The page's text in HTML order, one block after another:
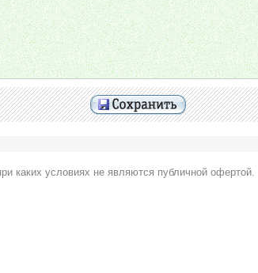
каких условиях не являются публичной офертой.